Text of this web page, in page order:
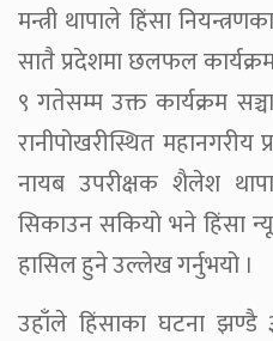
मन्त्री थापाले हिंसा
सातै प्रदेशमा छलफल
९ गतेसम्म उक्त कार्यक्रम
रानीपोखरीस्थित महानगरीय
नायब उपरीक्षक शैलेश थापा
सिकाउन सकियो भने हिंसा
हासिल हुने उल्लेख गर्नुभयो ।
उहाँले हिंसाका घटना झण्डै